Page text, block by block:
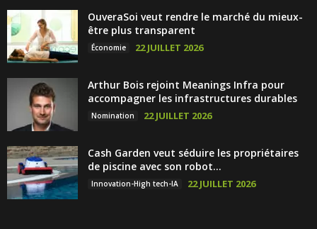
OuveraSoi veut rendre le marché du mieux-
être plus transparent
Économie 22 JUILLET 2026
Arthur Bois rejoint Meanings Infra pour
accompagner les infrastructures durables
Nomination 22 JUILLET 2026
Cash Garden veut séduire les propriétaires
de piscine avec son robot...
Innovation-High tech-IA 22 JUILLET 2026